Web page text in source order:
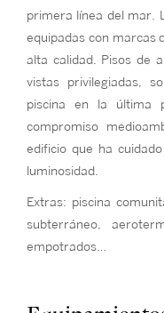
primera línea del mar.
equipadas con marcas
alta calidad. Pisos de
vistas privilegiadas,
piscina en la última
compromiso
edificio que ha
luminosidad.
Extras: piscina
subterráneo,
empotrados…